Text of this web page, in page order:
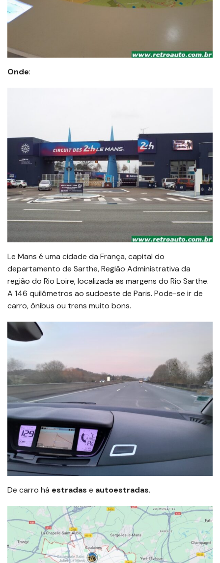
Onde:
Le Mans é uma cidade da França, capital do
departamento de Sarthe, Região Administrativa da
região do Rio Loire, localizada as margens do Rio Sarthe.
A 146 quilômetros ao sudoeste de Paris. Pode-se ir de
carro, ônibus ou trens muito bons.
De carro há estradas e autoestradas.